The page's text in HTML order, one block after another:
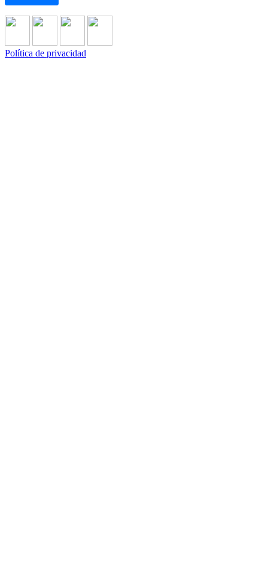
Política de privacidad